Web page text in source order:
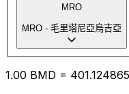
MRO
MRO - 毛里塔尼亞烏吉亞
1.00 BMD = 401.12